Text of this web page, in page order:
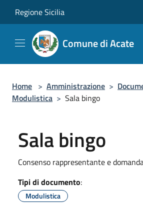
Regione Sicilia
Comune di Acate
Home > Amministrazione >
Modulistica > Sala bingo
Sala bingo
Consenso rappresentante e
Tipi di documento:
Modulistica